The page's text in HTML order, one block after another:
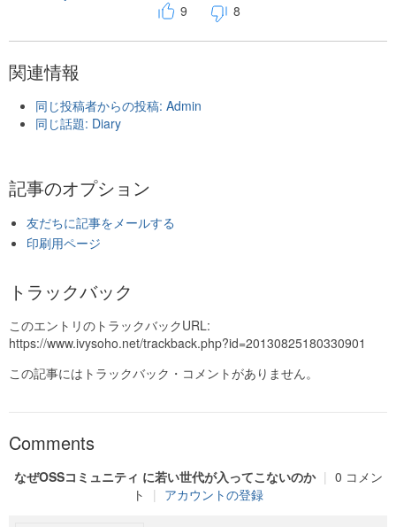
9
8
関連情報
同じ投稿者からの投稿: Admin
同じ話題: Diary
記事のオプション
友だちに記事をメールする
印刷用ページ
トラックバック
このエントリのトラックバックURL:
https://www.ivysoho.net/trackback.php?id=20130825180330901
この記事にはトラックバック・コメントがありません。
Comments
なぜOSSコミュニティ に若い世代が入ってこないのか | 0 コメン
ト
| アカウントの登録